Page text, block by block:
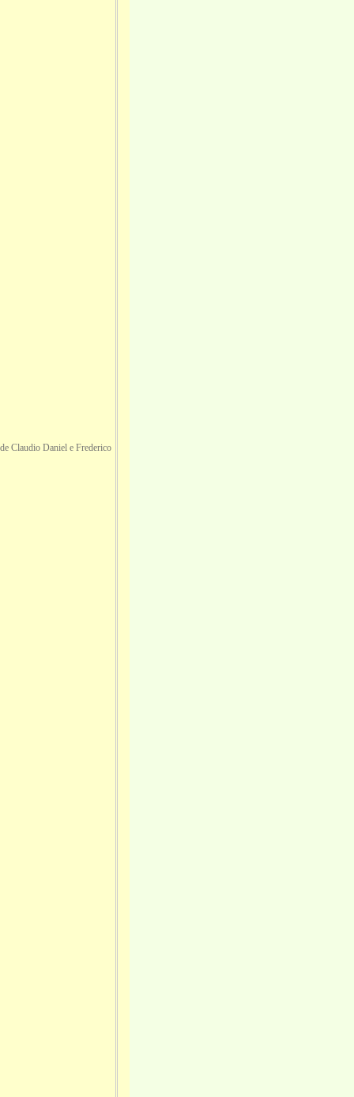
Claudio Daniel e Frederico